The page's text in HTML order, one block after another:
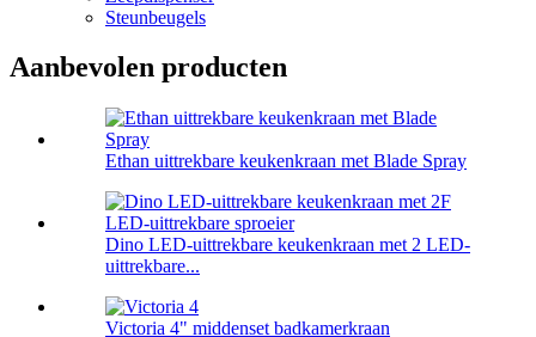
Steunbeugels
Aanbevolen producten
Ethan uittrekbare keukenkraan met Blade Spray
Dino LED-uittrekbare keukenkraan met 2 LED-
uittrekbare...
Victoria 4" middenset badkamerkraan